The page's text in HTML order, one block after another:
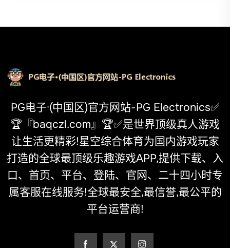
PG电子·(中国区)官方网站-PG Electronics✅
🏆『baqczl.com』🏆✅是世界顶级真人游戏
让生活更精彩!星空综合体育为国内游戏玩家
打造的全球最顶级乐趣游戏APP,提供下载、入
口、首页、平台、登陆、官网、二十四小时专
属客服在线服务!全球最安全,最信誉,最公平的
平台运营商!